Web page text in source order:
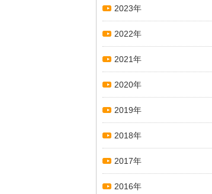
2023年
2022年
2021年
2020年
2019年
2018年
2017年
2016年